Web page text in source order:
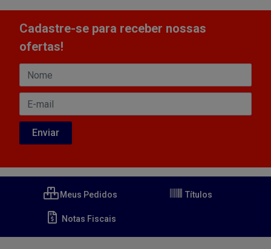
Cadastre-se para receber nossas
ofertas!
Meus Pedidos Títulos
Notas Fiscais